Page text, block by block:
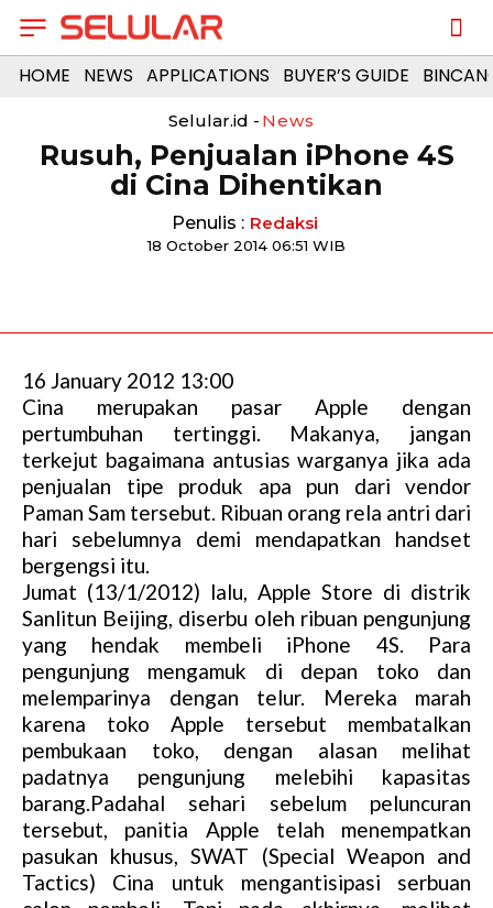
HOME NEWS APPLICATIONS BUYER’S GUIDE
Selular.id - News
Rusuh, Penjualan iPhone 4S
di Cina Dihentikan
Penulis : Redaksi
18 October 2014 06:51 WIB
16 January 2012 13:00
Cina merupakan pasar Apple dengan
pertumbuhan tertinggi. Makanya, jangan
terkejut bagaimana antusias warganya jika ada
penjualan tipe produk apa pun dari vendor
Paman Sam tersebut. Ribuan orang rela antri dari
hari sebelumnya demi mendapatkan handset
bergengsi itu.
Jumat (13/1/2012) lalu, Apple Store di distrik
Sanlitun Beijing, diserbu oleh ribuan pengunjung
yang hendak membeli iPhone 4S. Para
pengunjung mengamuk di depan toko dan
melemparinya dengan telur. Mereka marah
karena toko Apple tersebut membatalkan
pembukaan toko, dengan alasan melihat
padatnya pengunjung melebihi kapasitas
barang.Padahal sehari sebelum peluncuran
tersebut, panitia Apple telah menempatkan
pasukan khusus, SWAT (Special Weapon and
Tactics) Cina untuk mengantisipasi serbuan